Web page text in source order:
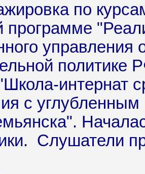
по
программе
управления
политике
интернат
с
Слушатели